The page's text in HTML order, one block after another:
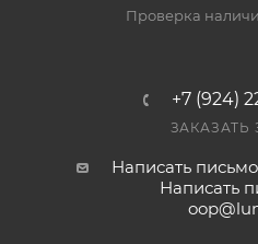
Проверка
+7 (924)
ЗАКАЗАТЬ
Написать
Написать